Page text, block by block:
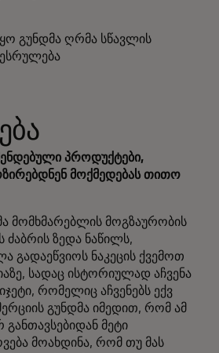
გუნდმა ღრმა სწავლის
პროდუქტები,
მოქმედებას თითო
მომხმარებლის მოგზაურობის
ზედა ნაწილს,
გადაეწვიოს ნაკეცის ქვემოთ
სადაც ისტორიულად აჩვენა
რომელიც აჩვენებს ექვ
გუნდმა იმედით, რომ ამ
მეტი
მოახდინა, რომ თუ მას